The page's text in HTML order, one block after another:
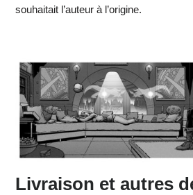
souhaitait l’auteur à l’origine.
Livraison et autres